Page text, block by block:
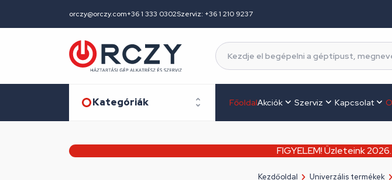
orczy@orczy.com+36 1 333 0302Szerviz: +36 1 210 9237
Kategóriák FőoldalAkciók Szerviz Kapcsolat
FIGYELEM! Üzleteink
Kezdőoldal Univerzális termékek